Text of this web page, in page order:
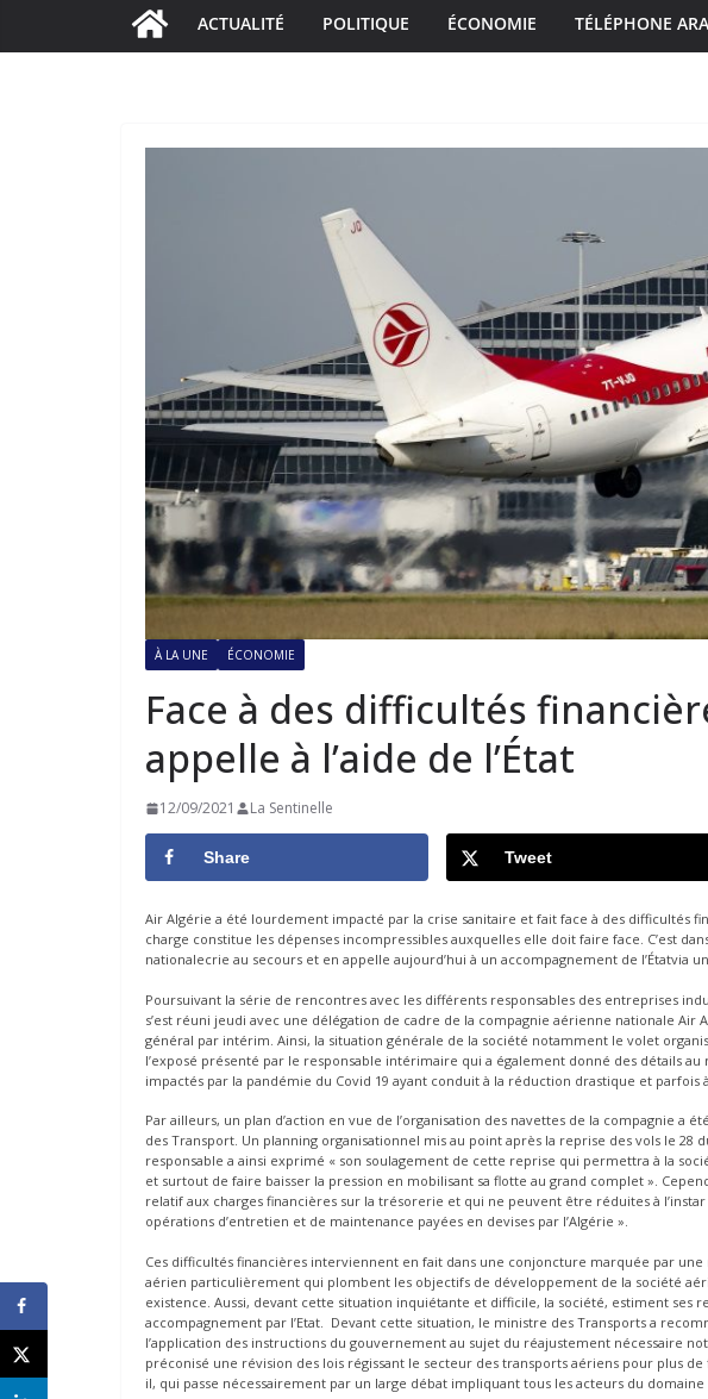
ACTUALITÉ POLITIQUE ÉCONOMIE TÉLÉPHONE
À LA UNE ÉCONOMIE
Face à des difficultés
appelle à l’aide de l’État
12/09/2021 La Sentinelle
Share Tweet
Air Algérie a été lourdement impacté par la crise sanitaire et fait face à des difficultés
charge constitue les dépenses incompressibles auxquelles elle doit faire face. C’est
nationalecrie au secours et en appelle aujourd’hui à un accompagnement de l’Étatvia
Poursuivant la série de rencontres avec les différents responsables des entreprises
s’est réuni jeudi avec une délégation de cadre de la compagnie aérienne nationale
général par intérim. Ainsi, la situation générale de la société notamment le volet
l’exposé présenté par le responsable intérimaire qui a également donné des détails
impactés par la pandémie du Covid 19 ayant conduit à la réduction drastique et parfois à
Par ailleurs, un plan d’action en vue de l’organisation des navettes de la compagnie a
des Transport. Un planning organisationnel mis au point après la reprise des vols le 28
responsable a ainsi exprimé « son soulagement de cette reprise qui permettra à la
et surtout de faire baisser la pression en mobilisant sa flotte au grand complet ».
relatif aux charges financières sur la trésorerie et qui ne peuvent être réduites à
opérations d’entretien et de maintenance payées en devises par l’Algérie ».
Ces difficultés financières interviennent en fait dans une conjoncture marquée par
aérien particulièrement qui plombent les objectifs de développement de la société
existence. Aussi, devant cette situation inquiétante et difficile, la société, estiment ses
accompagnement par l’Etat. Devant cette situation, le ministre des Transports a
l’application des instructions du gouvernement au sujet du réajustement nécessaire
préconisé une révision des lois régissant le secteur des transports aériens pour plus
il, qui passe nécessairement par un large débat impliquant tous les acteurs du domaine